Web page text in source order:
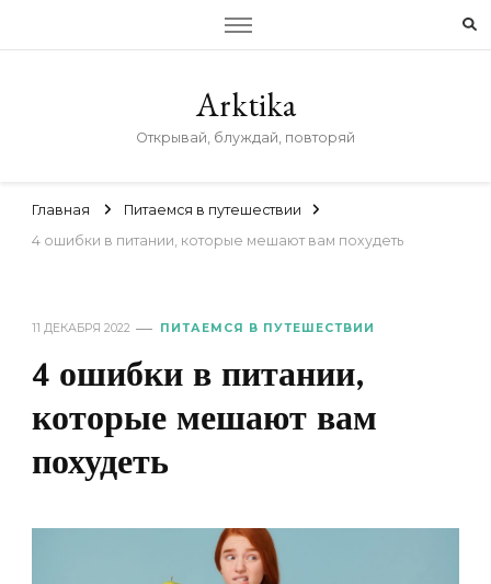
Arktika
Открывай, блуждай, повторяй
Главная
Питаемся в путешествии
4 ошибки в питании, которые мешают вам похудеть
11 ДЕКАБРЯ 2022 ПИТАЕМСЯ В ПУТЕШЕСТВИИ
4 ошибки в питании,
которые мешают вам
похудеть